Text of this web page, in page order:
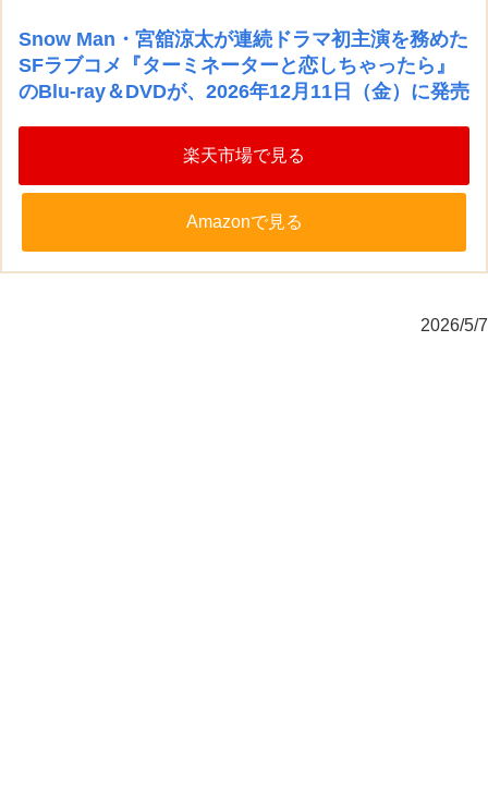
Snow Man・宮舘涼太が連続ドラマ初主演を務めた
SFラブコメ『ターミネーターと恋しちゃったら』
のBlu-ray＆DVDが、2026年12月11日（金）に発売
楽天市場で見る
Amazonで見る
2026/5/7